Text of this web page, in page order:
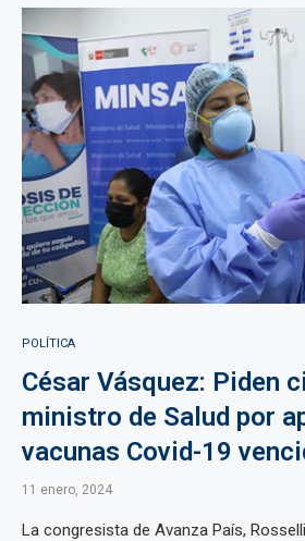
POLÍTICA
César Vásquez: Piden
ministro de Salud por
vacunas Covid-19
11 enero, 2024
La congresista de Avanza País,